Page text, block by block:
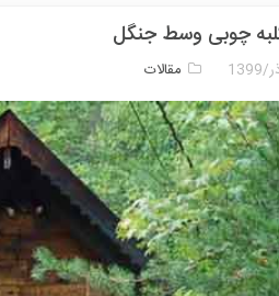
چوبی وسط جنگل
مقالات